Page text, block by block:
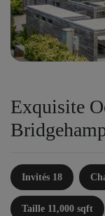
Exquisite
Invités 18
Taille 11,000 sqft